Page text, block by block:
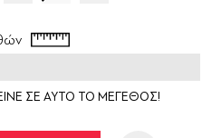
ΣΕ ΑΥΤΟ ΤΟ ΜΕΓΕΘΟΣ!